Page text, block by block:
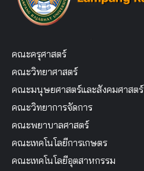
คณะครุศาสตร์
คณะวิทยาศาสตร์
คณะมนุษยศาสตร์และสังคมศาสตร์
คณะวิทยาการจัดการ
คณะพยาบาลศาสตร์
คณะเทคโนโลยีการเกษตร
คณะเทคโนโลยีอุตสาหกรรม